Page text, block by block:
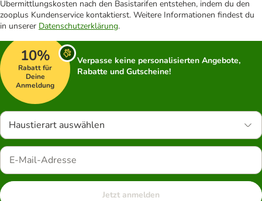
Übermittlungskosten nach den Basistarifen entstehen, indem du den
zooplus Kundenservice kontaktierst. Weitere Informationen findest du
in unserer Datenschutzerklärung.
10%
Rabatt für
Deine
Anmeldung
Verpasse keine personalisierten Angebote,
Rabatte und Gutscheine!
Haustierart auswählen
Jetzt anmelden